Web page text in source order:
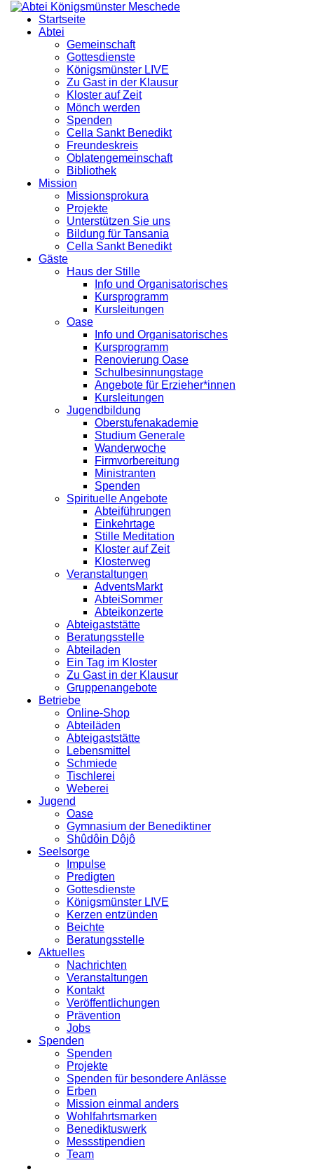
Startseite
Abtei
Gemeinschaft
Gottesdienste
Königsmünster LIVE
Zu Gast in der Klausur
Kloster auf Zeit
Mönch werden
Spenden
Cella Sankt Benedikt
Freundeskreis
Oblatengemeinschaft
Bibliothek
Mission
Missionsprokura
Projekte
Unterstützen Sie uns
Bildung für Tansania
Cella Sankt Benedikt
Gäste
Haus der Stille
Info und Organisatorisches
Kursprogramm
Kursleitungen
Oase
Info und Organisatorisches
Kursprogramm
Renovierung Oase
Schulbesinnungstage
Angebote für Erzieher*innen
Kursleitungen
Jugendbildung
Oberstufenakademie
Studium Generale
Wanderwoche
Firmvorbereitung
Ministranten
Spenden
Spirituelle Angebote
Abteiführungen
Einkehrtage
Stille Meditation
Kloster auf Zeit
Klosterweg
Veranstaltungen
AdventsMarkt
AbteiSommer
Abteikonzerte
Abteigaststätte
Beratungsstelle
Abteiladen
Ein Tag im Kloster
Zu Gast in der Klausur
Gruppenangebote
Betriebe
Online-Shop
Abteiläden
Abteigaststätte
Lebensmittel
Schmiede
Tischlerei
Weberei
Jugend
Oase
Gymnasium der Benediktiner
Shûdôin Dôjô
Seelsorge
Impulse
Predigten
Gottesdienste
Königsmünster LIVE
Kerzen entzünden
Beichte
Beratungsstelle
Aktuelles
Nachrichten
Veranstaltungen
Kontakt
Veröffentlichungen
Prävention
Jobs
Spenden
Spenden
Projekte
Spenden für besondere Anlässe
Erben
Mission einmal anders
Wohlfahrtsmarken
Benediktuswerk
Messstipendien
Team